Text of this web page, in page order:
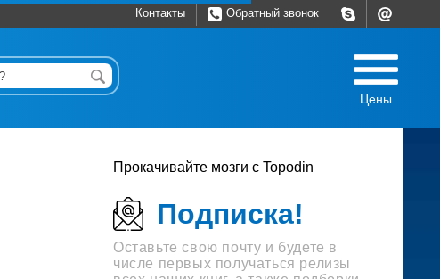
Контакты Обратный звонок
Цены
Прокачивайте мозги с Topodin
Подписка!
Оставьте свою почту и будете в
числе первых получаться релизы